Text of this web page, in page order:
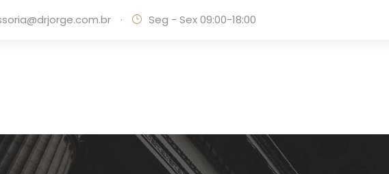
· Seg - Sex 09:00-18:00